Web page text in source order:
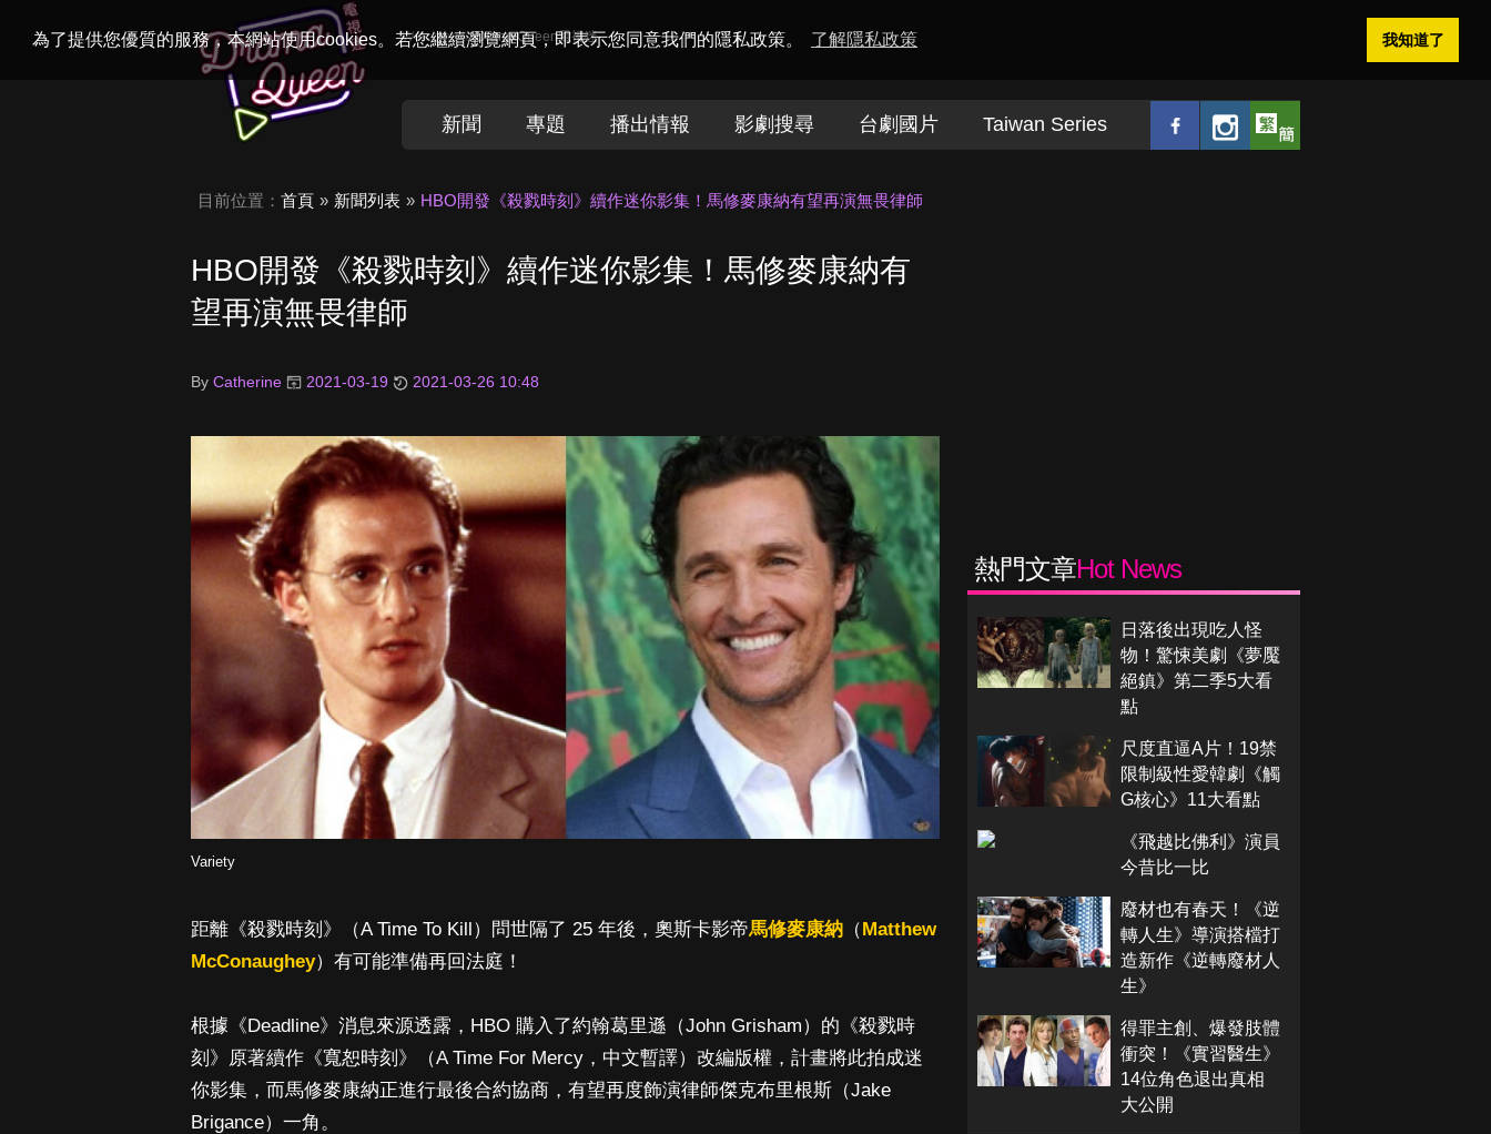
為了提供您優質的服務，本網站使用cookies。若您繼續瀏覽網頁，即表示您同意我們的隱私政策。 了解隱私政策 我知道了
Welcome toDramaQueen電視迷
新聞 專題 播出情報 影劇搜尋 台劇國片 Taiwan Series
目前位置： 首頁 新聞列表 HBO開發《殺戮時刻》續作迷你影集！馬修麥康納有望再演無畏律師
HBO開發《殺戮時刻》續作迷你影集！馬修麥康納有
望再演無畏律師
By Catherine 2021-03-19 2021-03-26 10:48
Variety
距離《殺戮時刻》（A Time To Kill）問世隔了 25 年後，奧斯卡影帝馬修麥康納 （Matthew
McConaughey）有可能準備再回法庭！
根據《Deadline》消息來源透露，HBO 購入了約翰葛里遜（John Grisham）的《殺戮時
刻》原著續作《寬恕時刻》（A Time For Mercy，中文暫譯）改編版權，計畫將此拍成迷
你影集，而馬修麥康納正進行最後合約協商，有望再度飾演律師傑克布里根斯（Jake
Brigance）一角。
熱門文章Hot News
日落後出現吃人怪
物！驚悚美劇《夢魘
絕鎮》第二季5大看
點
尺度直逼A片！19禁
限制級性愛韓劇《觸
G核心》11大看點
《飛越比佛利》演員
今昔比一比
廢材也有春天！《逆
轉人生》導演搭檔打
造新作《逆轉廢材人
生》
得罪主創、爆發肢體
衝突！《實習醫生》
14位角色退出真相
大公開